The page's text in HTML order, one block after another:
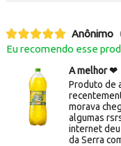
Anônimo
Eu recomendo esse
A melhor ❤
Produto de
morava
algumas
internet deu
da Serra